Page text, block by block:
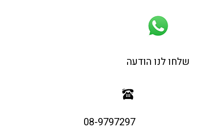
שלחו לנו הודעה
08-9797297